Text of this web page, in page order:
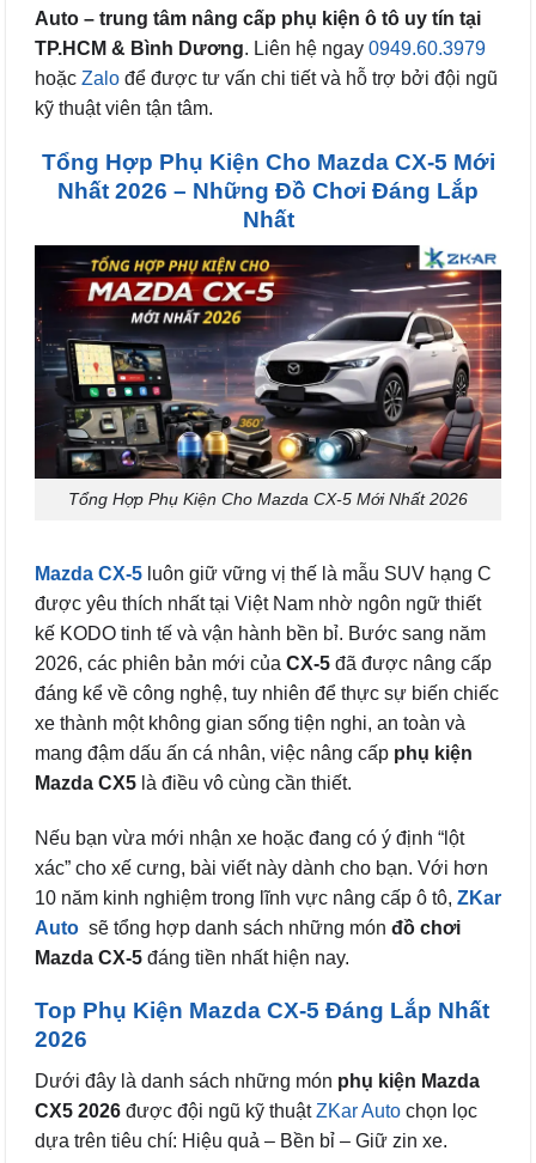
Auto – trung tâm nâng cấp phụ kiện ô tô uy tín tại
TP.HCM & Bình Dương. Liên hệ ngay 0949.60.3979
hoặc Zalo để được tư vấn chi tiết và hỗ trợ bởi đội ngũ
kỹ thuật viên tận tâm.
Tổng Hợp Phụ Kiện Cho Mazda CX-5 Mới
Nhất 2026 – Những Đồ Chơi Đáng Lắp
Nhất
Tổng Hợp Phụ Kiện Cho Mazda CX-5 Mới Nhất 2026
Mazda CX-5 luôn giữ vững vị thế là mẫu SUV hạng C
được yêu thích nhất tại Việt Nam nhờ ngôn ngữ thiết
kế KODO tinh tế và vận hành bền bỉ. Bước sang năm
2026, các phiên bản mới của CX-5 đã được nâng cấp
đáng kể về công nghệ, tuy nhiên để thực sự biến chiếc
xe thành một không gian sống tiện nghi, an toàn và
mang đậm dấu ấn cá nhân, việc nâng cấp phụ kiện
Mazda CX5 là điều vô cùng cần thiết.
Nếu bạn vừa mới nhận xe hoặc đang có ý định “lột
xác” cho xế cưng, bài viết này dành cho bạn. Với hơn
10 năm kinh nghiệm trong lĩnh vực nâng cấp ô tô, ZKar
Auto sẽ tổng hợp danh sách những món đồ chơi
Mazda CX-5 đáng tiền nhất hiện nay.
Top Phụ Kiện Mazda CX-5 Đáng Lắp Nhất
2026
Dưới đây là danh sách những món phụ kiện Mazda
CX5 2026 được đội ngũ kỹ thuậtZKar Auto chọn lọc
dựa trên tiêu chí: Hiệu quả – Bền bỉ – Giữ zin xe.